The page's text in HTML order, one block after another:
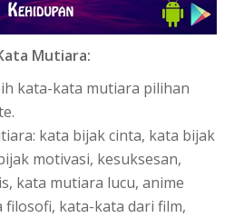
Mutiara:
kata-kata mutiara pilihan
kata bijak cinta, kata bijak
motivasi, kesuksesan,
kata mutiara lucu, anime
kata-kata dari film,